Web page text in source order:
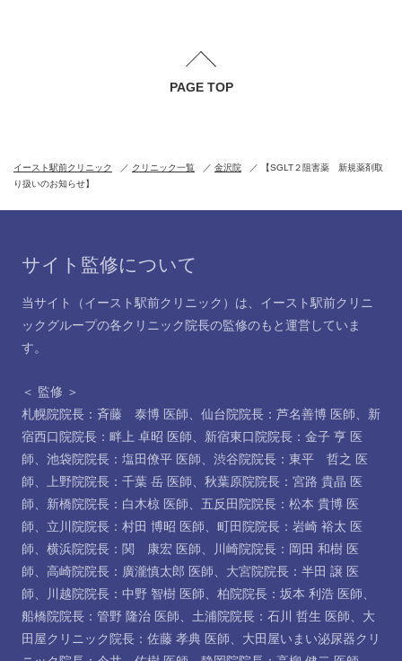
PAGE TOP
イースト駅前クリニック クリニック一覧 金沢院
【SGLT２阻害薬 新規薬剤取
り扱いのお知らせ】
サイト監修について
当サイト（イースト駅前クリニック）は、イースト駅前クリニ
ックグループの各クリニック院長の監修のもと運営していま
す。
＜ 監修 ＞
札幌院院長：斉藤 泰博 医師、 仙台院院長：芦名善博 医師、 新
宿西口院院長：畔上 卓昭 医師、 新宿東口院院長：金子 亨 医
師、 池袋院院長：塩田僚平 医師、 渋谷院院長：東平 哲之 医
師、 上野院院長：千葉 岳 医師、 秋葉原院院長：宮路 貴晶 医
師、 新橋院院長：白木椋 医師、 五反田院院長：松本 貴博 医
師、 立川院院長：村田 博昭 医師、 町田院院長：岩崎 裕太 医
師、 横浜院院長：関 康宏 医師、
川崎院院長：岡田 和樹 医
師、 高崎院院長：廣瀧慎太郎 医師、 大宮院院長：半田 譲 医
師、 川越院院長：中野 智樹 医師、 柏院院長：坂本 利浩 医師、
船橋院院長：管野 隆治 医師、 土浦院院長：石川 哲生 医師、 大
田屋クリニック院長：佐藤 孝典 医師、 大田屋いまい泌尿器クリ